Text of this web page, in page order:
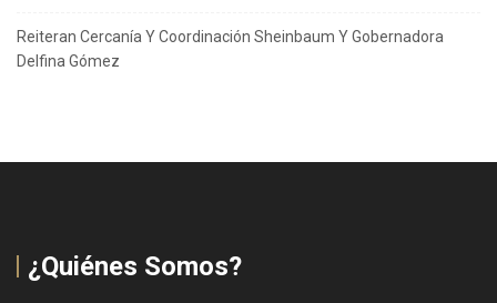
Reiteran Cercanía Y Coordinación Sheinbaum Y Gobernadora
Delfina Gómez
¿Quiénes Somos?